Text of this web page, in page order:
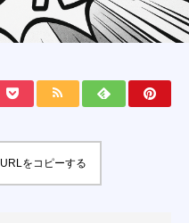
をコピーする